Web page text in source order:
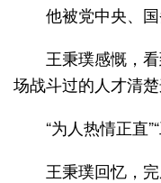
他被党中央、国
王秉璞感慨，
场战斗过的人才清
“为人热情正直
王秉璞回忆，